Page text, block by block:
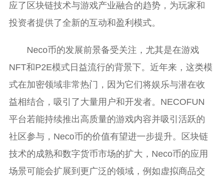
应了区块链技术与游戏产业融合的趋势，为玩家和
投资者提供了全新的互动和盈利模式。
Neco币的发展前景备受关注，尤其是在游戏
NFT和P2E模式日益流行的背景下。近年来，这类模
式在加密领域非常热门，因为它们将娱乐与潜在收
益相结合，吸引了大量用户和开发者。NECOFUN
平台若能持续推出高质量的游戏内容并吸引活跃的
社区参与，Neco币的价值有望进一步提升。区块链
技术的成熟和数字货币市场的扩大，Neco币的应用
场景可能会扩展到更广泛的领域，例如虚拟商品交